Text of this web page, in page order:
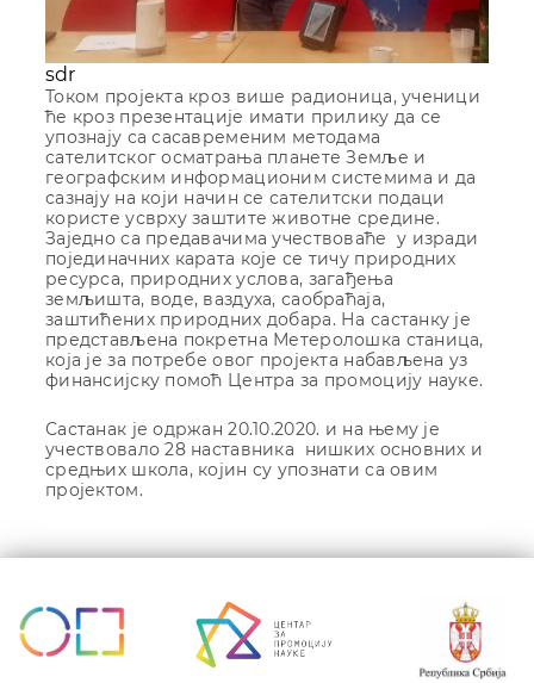
sdr
Током пројекта кроз више радионица, ученици
ће кроз презентације имати прилику да се
упознају са сасавременим методама
сателитског осматрања планете Земље и
географским информационим системима и да
сазнају на који начин се сателитски подаци
користе усврху заштите животне средине.
Заједно са предавачима учествоваће у изради
појединачних карата које се тичу природних
ресурса, природних услова, загађења
земљишта, воде, ваздуха, саобраћаја,
заштићених природних добара. На састанку је
представљена покретна Метеролошка станица,
која је за потребе овог пројекта набављена уз
финансијску помоћ Центра за промоцију науке.
Састанак је одржан 20.10.2020. и на њему је
учествовало 28 наставника нишких основних и
средњих школа, којин су упознати са овим
пројектом.
Кретање